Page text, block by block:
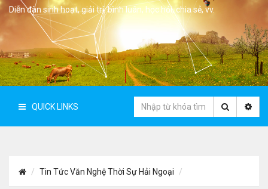
Diễn đàn sinh hoạt, giải trí, bình luân, học hỏi, chia sẻ, vv.
QUICK LINKS
Tin Tức Văn Nghệ Thời Sự Hải Ngoại